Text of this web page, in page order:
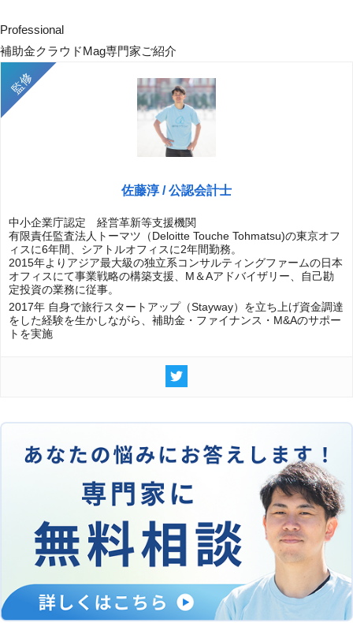
Professional
補助金クラウドMag専門家ご紹介
佐藤淳 / 公認会計士
中小企業庁認定 経営革新等支援機関
有限責任監査法人トーマツ（Deloitte Touche Tohmatsu)の東京オフ
ィスに6年間、シアトルオフィスに2年間勤務。
2015年よりアジア最大級の独立系コンサルティングファームの日本
オフィスにて事業戦略の構築支援、M＆Aアドバイザリー、自己勘
定投資の業務に従事。
2017年 自身で旅行スタートアップ（Stayway）を立ち上げ資金調達
をした経験を生かしながら、補助金・ファイナンス・M&Aのサポー
トを実施